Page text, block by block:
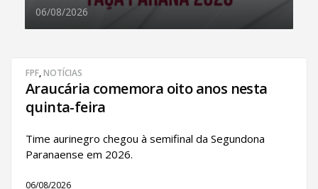
06/08/2026
FPF,NOTÍCIAS
Araucária comemora oito anos nesta
quinta-feira
Time aurinegro chegou à semifinal da Segundona
Paranaense em 2026.
06/08/2026